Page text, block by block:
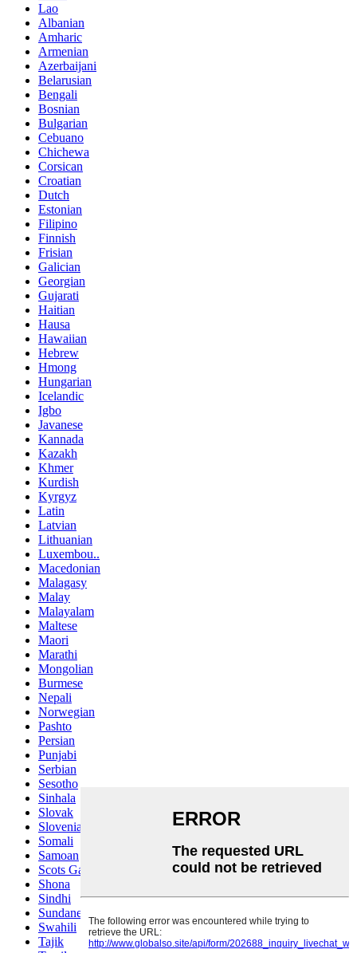
Lao
Albanian
Amharic
Armenian
Azerbaijani
Belarusian
Bengali
Bosnian
Bulgarian
Cebuano
Chichewa
Corsican
Croatian
Dutch
Estonian
Filipino
Finnish
Frisian
Galician
Georgian
Gujarati
Haitian
Hausa
Hawaiian
Hebrew
Hmong
Hungarian
Icelandic
Igbo
Javanese
Kannada
Kazakh
Khmer
Kurdish
Kyrgyz
Latin
Latvian
Lithuanian
Luxembou..
Macedonian
Malagasy
Malay
Malayalam
Maltese
Maori
Marathi
Mongolian
Burmese
Nepali
Norwegian
Pashto
Persian
Punjabi
Serbian
Sesotho
Sinhala
Slovak
Slovenian
Somali
Samoan
Scots Gaelic
Shona
Sindhi
Sundanese
Swahili
Tajik